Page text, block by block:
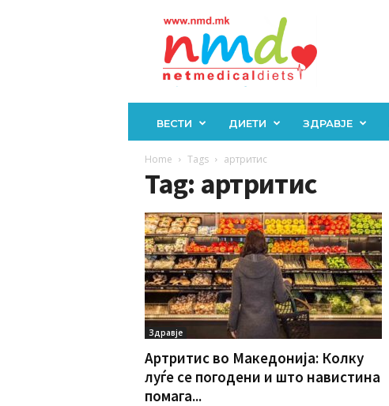
ВЕСТИ ДИЕТИ ЗДРАВЈЕ
Home Tags артритис
Tag: артритис
Здравје
Артритис во Македонија: Колку
луѓе се погодени и што навистина
помага...